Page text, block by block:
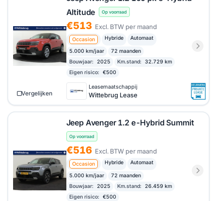
Altitude
Op voorraad
€513 Excl. BTW per maand
Occasion Hybride Automaat
5.000 km/jaar
72 maanden
Bouwjaar:
2025 Km.stand:
32.729 km
Eigen risico:
€500
Leasemaatschappij
Wittebrug Lease
Vergelijken
Jeep Avenger 1.2 e-Hybrid Summit
Op voorraad
€516 Excl. BTW per maand
Occasion Hybride Automaat
5.000 km/jaar
72 maanden
Bouwjaar:
2025 Km.stand:
26.459 km
Eigen risico:
€500